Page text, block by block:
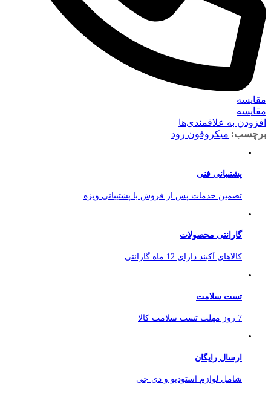
مقایسه
مقایسه
افزودن به علاقمندی‌ها
برچسب: میکروفون رود
پشتیبانی فنی
تضمین خدمات پس از فروش با پشتیبانی ویژه
گارانتی محصولات
کالاهای آکبند دارای 12 ماه گارانتی
تست سلامت
7 روز مهلت تست سلامت کالا
ارسال رایگان
شامل لوازم استودیو و دی جی